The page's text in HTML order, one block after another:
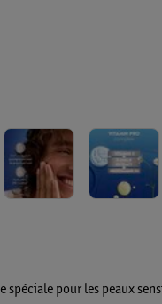
spéciale pour les peaux